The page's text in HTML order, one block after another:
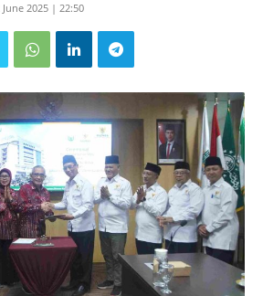
2025 | 22:50